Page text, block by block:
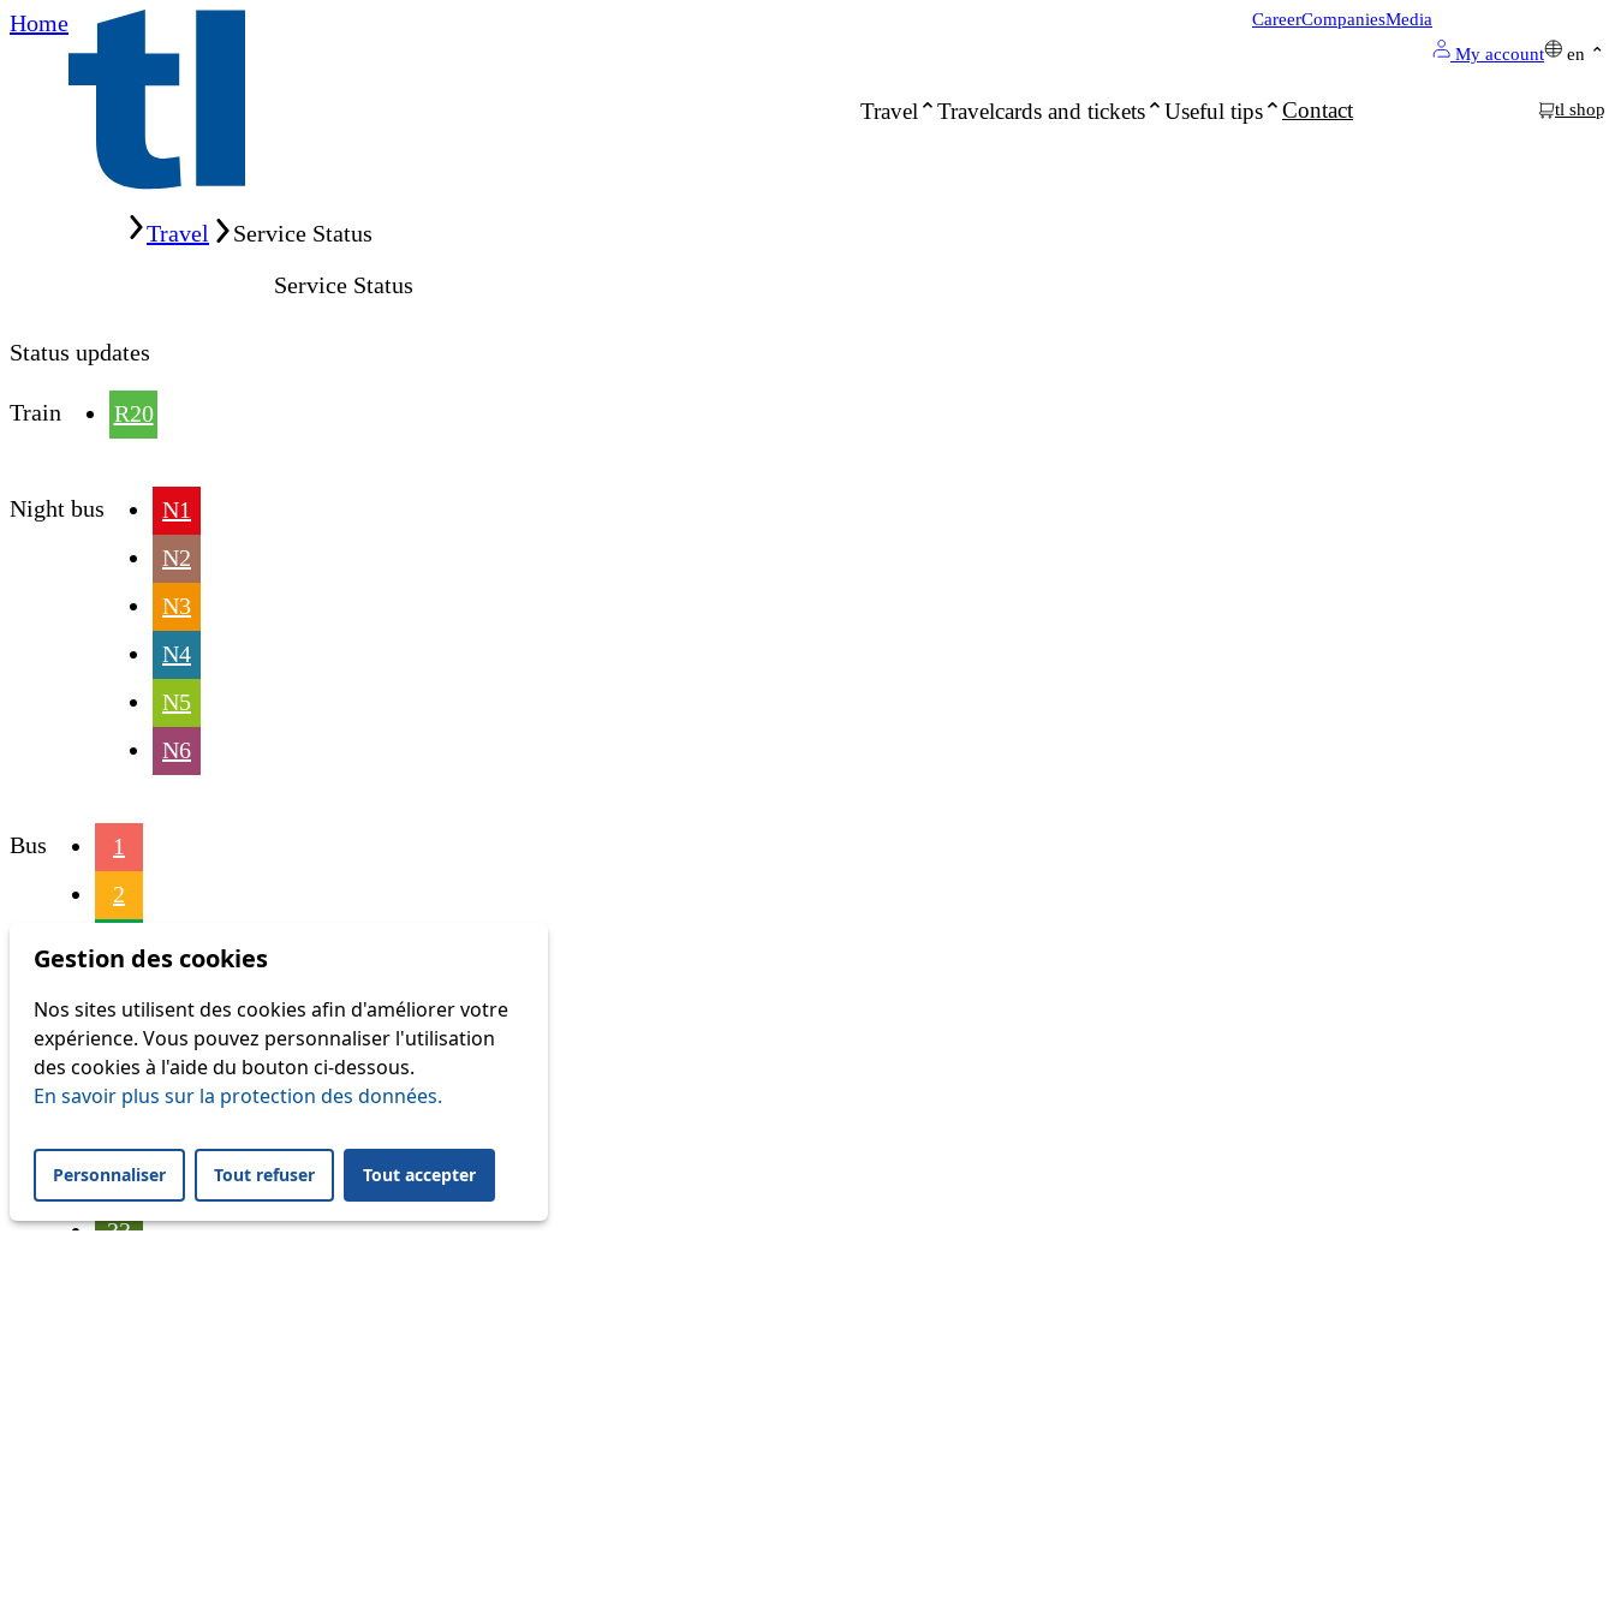
Home
Travel Travelcards and tickets Useful tips Contact
CareerCompaniesMedia
My account
en
tl shop
Travel
Service Status
Service Status
Status updates
Train R20
Night bus
N1
N2
N3
N4
N5
N6
Bus
1
2
16
17
21
33
Gestion des cookies
Nos sites utilisent des cookies afin d'améliorer votre
expérience. Vous pouvez personnaliser l'utilisation
des cookies à l'aide du bouton ci-dessous.
En savoir plus sur la protection des données.
Personnaliser Tout refuser Tout accepter